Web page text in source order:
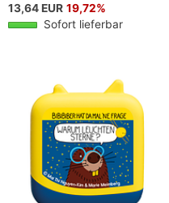
13,64 EUR 19,72%
Sofort lieferbar